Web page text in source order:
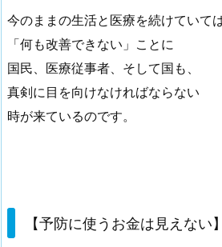
今のままの生活と医療を続けていて
「何も改善できない」ことに
国民、医療従事者、そして国も、
真剣に目を向けなければならない
時が来ているのです。
【予防に使うお金は見えない】